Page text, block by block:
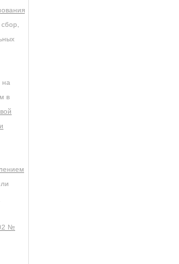
на
в
№